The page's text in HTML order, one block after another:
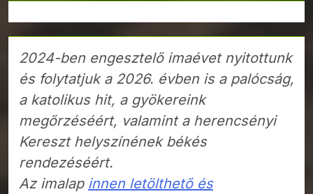
2024-ben engesztelő imaévet nyitottunk
és folytatjuk a 2026. évben is a palócság,
a katolikus hit, a gyökereink
megőrzéséért, valamint a herencsényi
Kereszt helyszínének békés
rendezéséért.
Az imalap innen letölthető és